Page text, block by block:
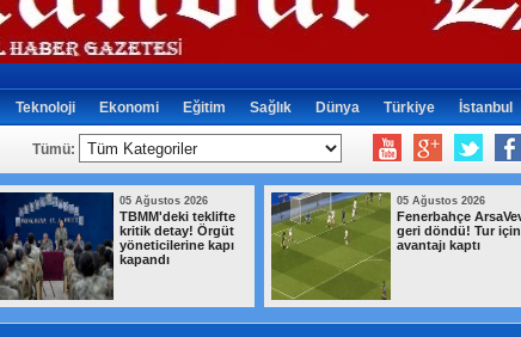
Teknoloji Ekonomi Eğitim Sağlık Dünya Türkiye İstanbul
Tümü:
05 Ağustos 2026
TBMM'deki teklifte
kritik detay! Örgüt
yöneticilerine kapı
kapandı
05 Ağustos 2026
Fenerbahçe
geri döndü! Tur için
avantajı kaptı